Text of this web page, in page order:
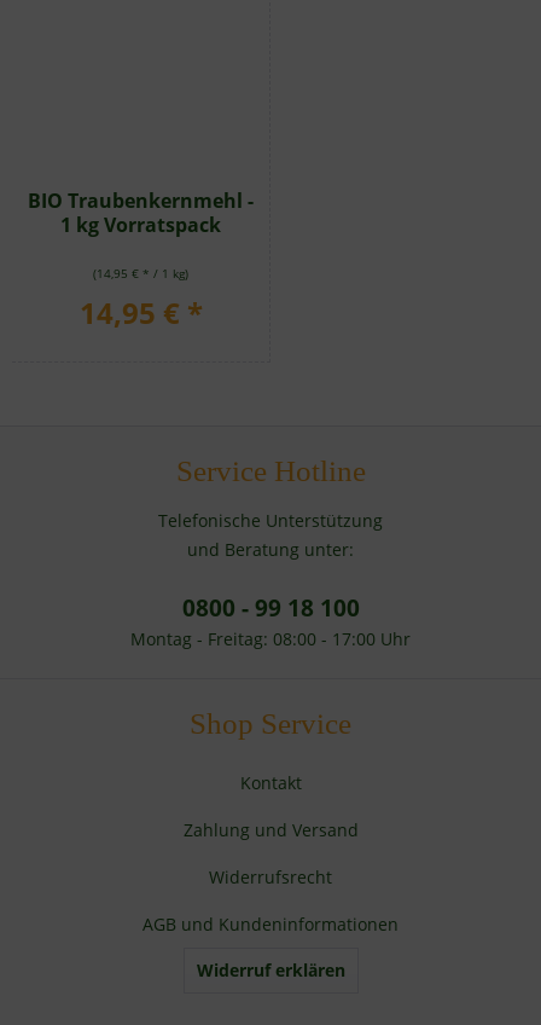
BIO Traubenkernmehl -
1 kg Vorratspack
(14,95 € * / 1 kg)
14,95 € *
Service Hotline
Telefonische Unterstützung
und Beratung unter:
0800 - 99 18 100
Montag - Freitag: 08:00 - 17:00 Uhr
Shop Service
Kontakt
Zahlung und Versand
Widerrufsrecht
AGB und Kundeninformationen
Widerruf erklären